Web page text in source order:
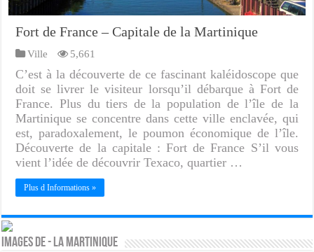
Fort de France – Capitale de la Martinique
Ville 5,661
C’est à la découverte de ce fascinant kaléidoscope que
doit se livrer le visiteur lorsqu’il débarque à Fort de
France. Plus du tiers de la population de l’île de la
Martinique se concentre dans cette ville enclavée, qui
est, paradoxalement, le poumon économique de l’île.
Découverte de la capitale : Fort de France S’il vous
vient l’idée de découvrir Texaco, quartier …
Plus d Informations »
Images de - La martinique